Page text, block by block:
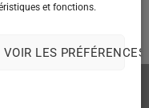
et fonctions.
VOIR LES PRÉFÉRENCES